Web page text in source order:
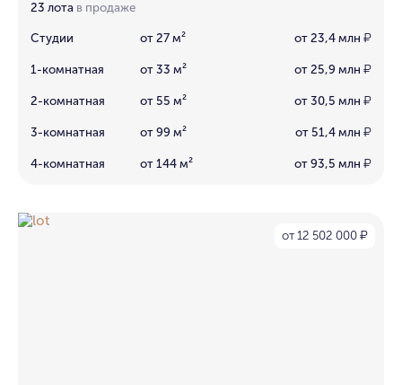
23 лота в продаже
Студии от 27 м² от 23,4 млн ₽
1-комнатная от 33 м² от 25,9 млн ₽
2-комнатная от 55 м² от 30,5 млн ₽
3-комнатная от 99 м² от 51,4 млн ₽
4-комнатная от 144 м² от 93,5 млн ₽
от 12 502 000 ₽